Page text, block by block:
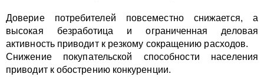
Доверие потребителей повсеместно снижается, а
высокая безработица и ограниченная деловая
активность приводит к резкому сокращению расходов.
Снижение покупательской способности населения
приводит к обострению конкуренции.